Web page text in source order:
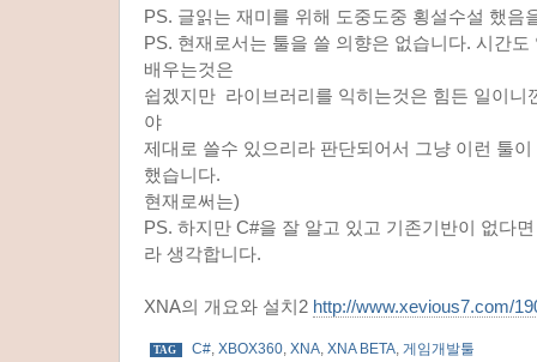
PS. 글읽는 재미를 위해 도중도중 횡설수설 했음
PS. 현재로서는 툴을 쓸 의향은 없습니다. 시간
배우는것은
쉽겠지만 라이브러리를 익히는것은 힘든 일이니
야
제대로 쓸수 있으리라 판단되어서 그냥 이런 툴
했습니다.
현재로써는)
PS. 하지만 C#을 잘 알고 있고 기존기반이 없다
라 생각합니다.
XNA의 개요와 설치2 http://www.xevious7.com/
TAG C#, XBOX360, XNA, XNA BETA, 게임개발툴